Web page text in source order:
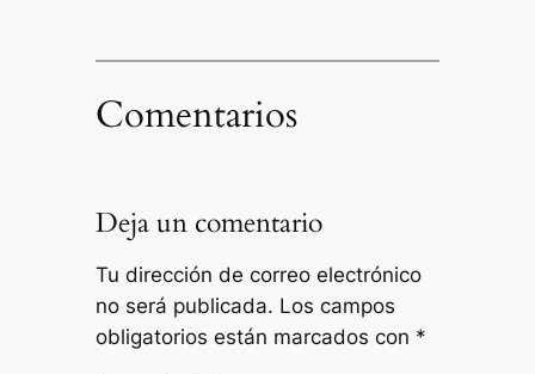
Comentarios
Deja un comentario
Tu dirección de correo electrónico
no será publicada. Los campos
obligatorios están marcados con *